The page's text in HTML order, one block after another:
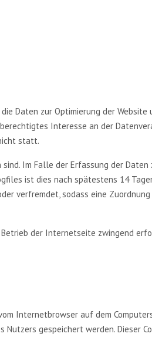
Daten zur Optimierung der Website
Interesse an der
statt.
Im Falle der Erfassung der
ist dies nach spätestens 14
verfremdet, sodass eine
der Internetseite zwingend
Internetbrowser auf dem
Nutzers gespeichert werden. Dieser